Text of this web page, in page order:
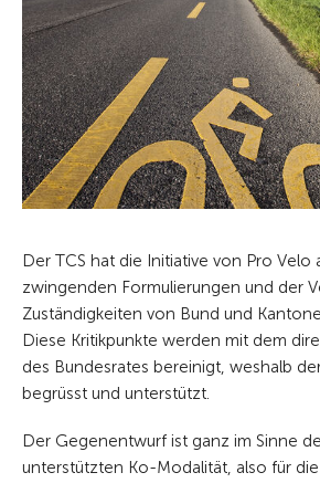
Der TCS hat die Initiative von Pro Velo
zwingenden Formulierungen und der
Zuständigkeiten von Bund und
Diese Kritikpunkte werden mit dem
des Bundesrates bereinigt, weshalb
begrüsst und unterstützt.
Der Gegenentwurf ist ganz im Sinne
unterstützten Ko-Modalität, also für